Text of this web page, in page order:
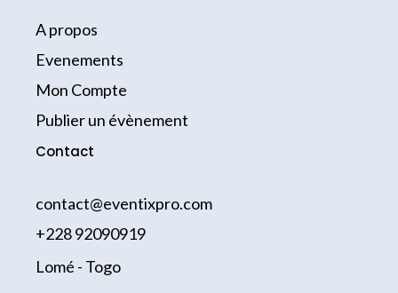
A propos
Evenements
Mon Compte
Publier un évènement
Contact
contact@eventixpro.com
+228 92090919
Lomé - Togo